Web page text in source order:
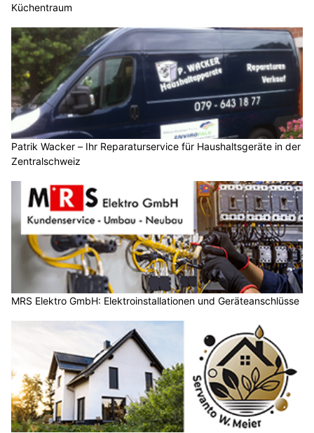
Küchentraum
Patrik Wacker – Ihr Reparaturservice für Haushaltsgeräte in der
Zentralschweiz
MRS Elektro GmbH: Elektroinstallationen und Geräteanschlüsse